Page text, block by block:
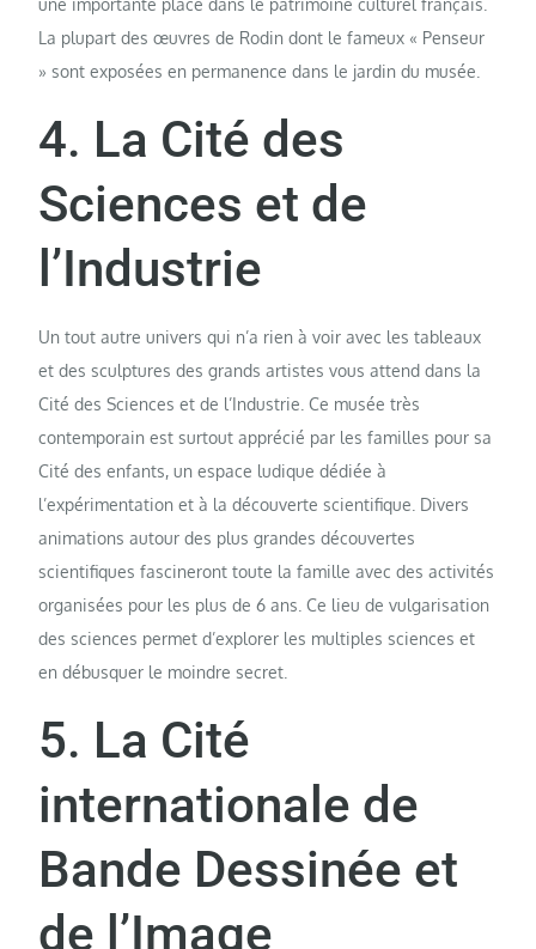
une importante place dans le patrimoine culturel français.
La plupart des œuvres de Rodin dont le fameux « Penseur
» sont exposées en permanence dans le jardin du musée.
4. La Cité des
Sciences et de
l’Industrie
Un tout autre univers qui n’a rien à voir avec les tableaux
et des sculptures des grands artistes vous attend dans la
Cité des Sciences et de l’Industrie. Ce musée très
contemporain est surtout apprécié par les familles pour sa
Cité des enfants, un espace ludique dédiée à
l’expérimentation et à la découverte scientifique. Divers
animations autour des plus grandes découvertes
scientifiques fascineront toute la famille avec des activités
organisées pour les plus de 6 ans. Ce lieu de vulgarisation
des sciences permet d’explorer les multiples sciences et
en débusquer le moindre secret.
5. La Cité
internationale de
Bande Dessinée et
de l’Image